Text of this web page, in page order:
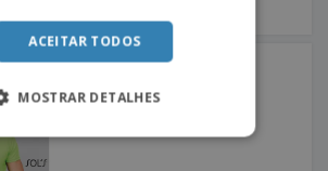
SOL'S | Polo desportivo
ACEITAR TODOS
MOSTRAR DETALHES